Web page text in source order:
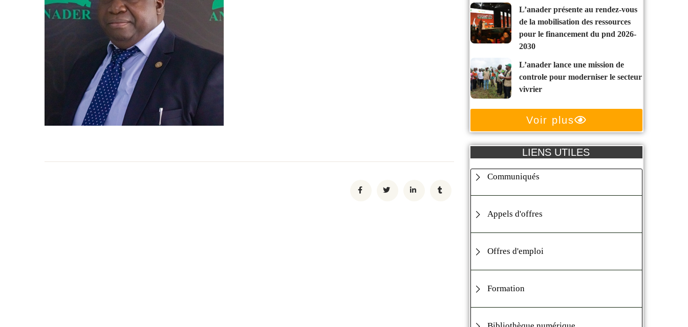
l’anader présente au rendez-vous
de la mobilisation des ressources
pour le financement du pnd 2026-
2030
l’anader lance une mission de
controle pour moderniser le secteur
vivrier
Voir plus
LIENS UTILES
Communiqués
Appels d'offres
Offres d'emploi
Formation